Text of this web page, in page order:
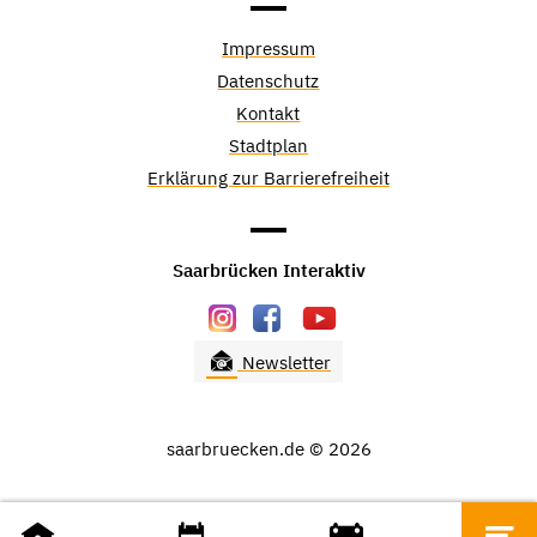
Impressum
Datenschutz
Kontakt
Stadtplan
Erklärung zur Barrierefreiheit
Saarbrücken Interaktiv
Newsletter
saarbruecken.de © 2026